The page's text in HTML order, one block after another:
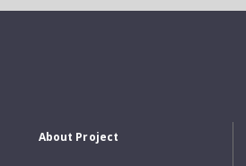
About Project